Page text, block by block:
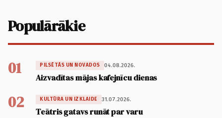
Populārākie
01 PILSĒTĀS UN NOVADOS 04.08.2026.
Aizvadītas mājas kafejnīcu dienas
02 KULTŪRA UN IZKLAIDE 31.07.2026.
Teātris gatavs runāt par varu